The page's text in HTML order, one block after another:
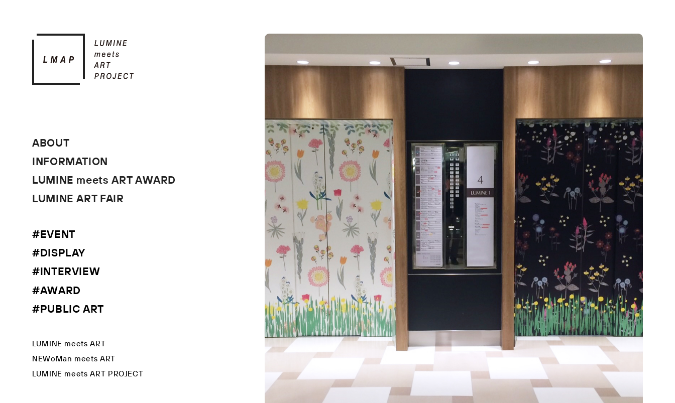
ABOUT
INFORMATION
LUMINE meets ART AWARD
LUMINE ART FAIR
#EVENT
#DISPLAY
#INTERVIEW
#AWARD
#PUBLIC ART
LUMINE meets ART
NEWoMan meets ART
LUMINE meets ART PROJECT